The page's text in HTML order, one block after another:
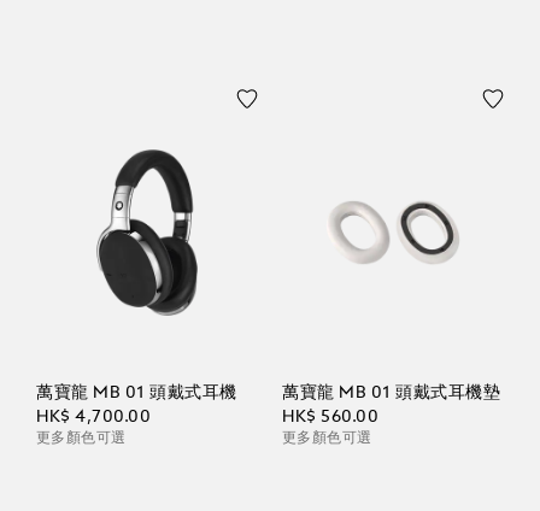
萬寶龍 MB 01 頭戴式耳機
HK$ 4,700.00
更多顏色可選
萬寶龍 MB 01 頭戴式耳機墊
HK$ 560.00
更多顏色可選